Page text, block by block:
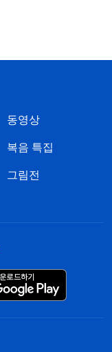
동영상
복음 특집
그림전